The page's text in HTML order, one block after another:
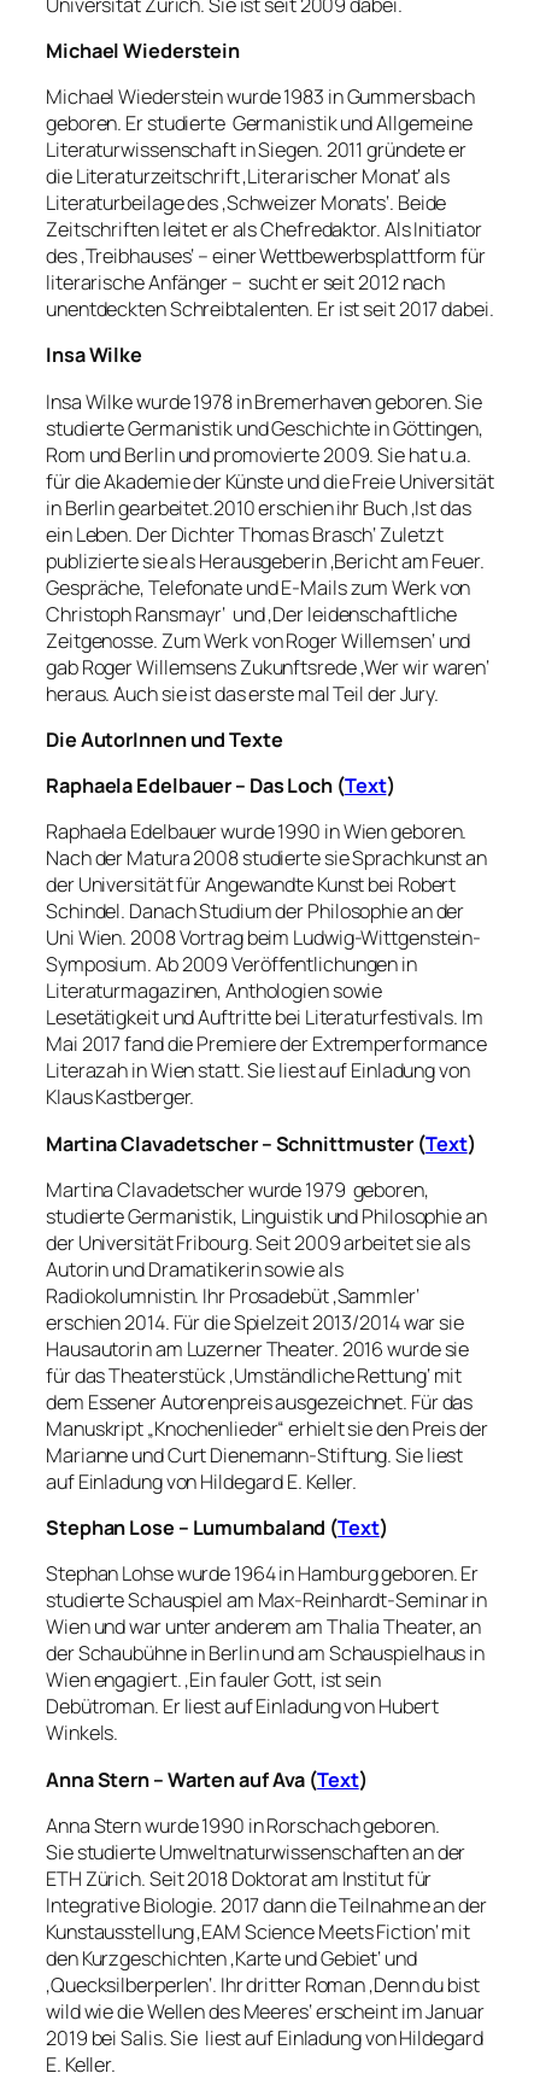
Michael Wiederstein
Michael Wiederstein wurde 1983 in Gummersbach
geboren. Er studierte Germanistik und Allgemeine
Literaturwissenschaft in Siegen. 2011 gründete er
die Literaturzeitschrift ‚Literarischer Monat‘ als
Literaturbeilage des ‚Schweizer Monats‘. Beide
Zeitschriften leitet er als Chefredaktor. Als Initiator
des ‚Treibhauses‘ – einer Wettbewerbsplattform für
literarische Anfänger – sucht er seit 2012 nach
unentdeckten Schreibtalenten. Er ist seit 2017 dabei.
Insa Wilke
Insa Wilke wurde 1978 in Bremerhaven geboren. Sie
studierte Germanistik und Geschichte in Göttingen,
Rom und Berlin und promovierte 2009. Sie hat u.a.
für die Akademie der Künste und die Freie Universität
in Berlin gearbeitet.2010 erschien ihr Buch ‚Ist das
ein Leben. Der Dichter Thomas Brasch‘ Zuletzt
publizierte sie als Herausgeberin ‚Bericht am Feuer.
Gespräche, Telefonate und E-Mails zum Werk von
Christoph Ransmayr‘ und ‚Der leidenschaftliche
Zeitgenosse. Zum Werk von Roger Willemsen‘ und
gab Roger Willemsens Zukunftsrede ‚Wer wir waren‘
heraus. Auch sie ist das erste mal Teil der Jury.
Die AutorInnen und Texte
Raphaela Edelbauer – Das Loch (Text)
Raphaela Edelbauer wurde 1990 in Wien geboren.
Nach der Matura 2008 studierte sie Sprachkunst an
der Universität für Angewandte Kunst bei Robert
Schindel. Danach Studium der Philosophie an der
Uni Wien. 2008 Vortrag beim Ludwig-Wittgenstein-
Symposium. Ab 2009 Veröffentlichungen in
Literaturmagazinen, Anthologien sowie
Lesetätigkeit und Auftritte bei Literaturfestivals. Im
Mai 2017 fand die Premiere der Extremperformance
Literazah in Wien statt. Sie liest auf Einladung von
Klaus Kastberger.
Martina Clavadetscher – Schnittmuster (Text)
Martina Clavadetscher wurde 1979 geboren,
studierte Germanistik, Linguistik und Philosophie an
der Universität Fribourg. Seit 2009 arbeitet sie als
Autorin und Dramatikerin sowie als
Radiokolumnistin. Ihr Prosadebüt ‚Sammler‘
erschien 2014. Für die Spielzeit 2013/2014 war sie
Hausautorin am Luzerner Theater. 2016 wurde sie
für das Theaterstück ‚Umständliche Rettung‘ mit
dem Essener Autorenpreis ausgezeichnet. Für das
Manuskript „Knochenlieder“ erhielt sie den Preis der
Marianne und Curt Dienemann-Stiftung. Sie liest
auf Einladung von Hildegard E. Keller.
Stephan Lose – Lumumbaland (Text)
Stephan Lohse wurde 1964 in Hamburg geboren. Er
studierte Schauspiel am Max-Reinhardt-Seminar in
Wien und war unter anderem am Thalia Theater, an
der Schaubühne in Berlin und am Schauspielhaus in
Wien engagiert. ‚Ein fauler Gott‚ ist sein
Debütroman. Er liest auf Einladung von Hubert
Winkels.
Anna Stern –Warten auf Ava (Text)
Anna Stern wurde 1990 in Rorschach geboren.
Sie studierte Umweltnaturwissenschaften an der
ETH Zürich. Seit 2018 Doktorat am Institut für
Integrative Biologie. 2017 dann die Teilnahme an der
Kunstausstellung ‚EAM Science Meets Fiction‘ mit
den Kurzgeschichten ‚Karte und Gebiet‘ und
‚Quecksilberperlen‘. Ihr dritter Roman ‚Denn du bist
wild wie die Wellen des Meeres‘ erscheint im Januar
2019 bei Salis. Sie liest auf Einladung von Hildegard
E. Keller.